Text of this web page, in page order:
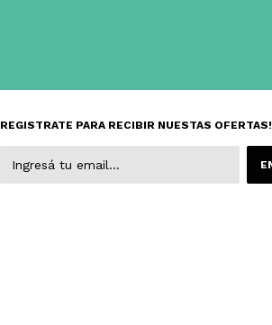
REGISTRATE PARA RECIBIR NUESTAS OFERTAS!